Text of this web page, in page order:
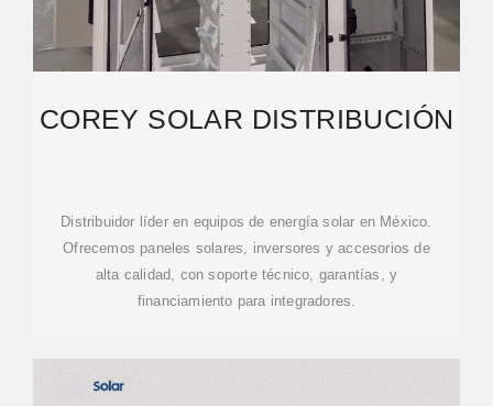
COREY SOLAR DISTRIBUCIÓN
Distribuidor líder en equipos de energía solar en México.
Ofrecemos paneles solares, inversores y accesorios de
alta calidad, con soporte técnico, garantías, y
financiamiento para integradores.